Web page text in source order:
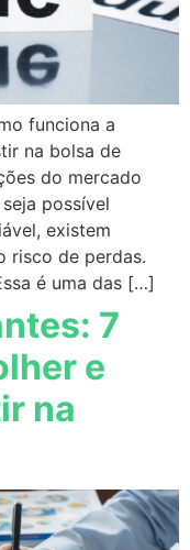
funciona a
na bolsa de
do mercado
possível
existem
risco de perdas.
é uma das […]
7
e
na